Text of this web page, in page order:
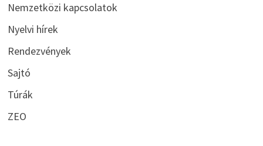
Nemzetközi kapcsolatok
Nyelvi hírek
Rendezvények
Sajtó
Túrák
ZEO